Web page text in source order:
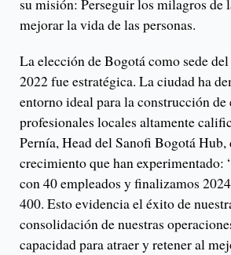
su misión: Perseguir los milagros de
mejorar la vida de las personas.
La elección de Bogotá como sede
2022 fue estratégica. La ciudad ha
entorno ideal para la construcción de
profesionales locales altamente
Pernía, Head del Sanofi Bogotá Hub,
crecimiento que han experimentado:
con 40 empleados y finalizamos
400. Esto evidencia el éxito de
consolidación de nuestras
capacidad para atraer y retener al